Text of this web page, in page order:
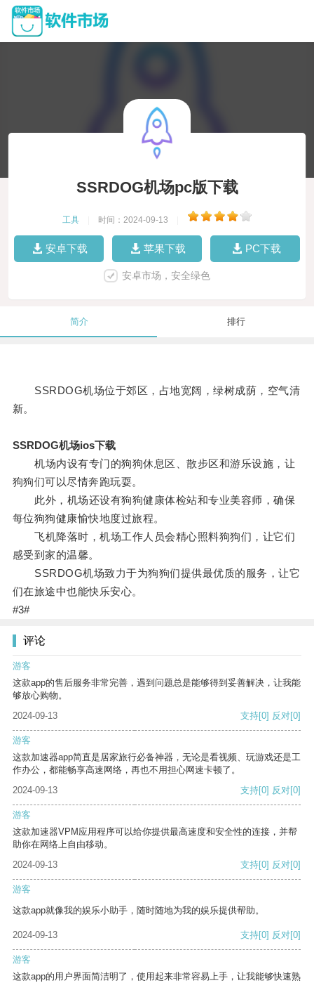
SSRDOG机场pc版下载
工具 时间：2024-09-13
安卓下载 苹果下载 PC下载
安卓市场，安全绿色
简介 排行
SSRDOG机场位于郊区，占地宽阔，绿树成荫，空气清
新。
SSRDOG机场ios下载
机场内设有专门的狗狗休息区、散步区和游乐设施，让
狗狗们可以尽情奔跑玩耍。
此外，机场还设有狗狗健康体检站和专业美容师，确保
每位狗狗健康愉快地度过旅程。
飞机降落时，机场工作人员会精心照料狗狗们，让它们
感受到家的温馨。
SSRDOG机场致力于为狗狗们提供最优质的服务，让它
们在旅途中也能快乐安心。
#3#
评论
游客
这款app的售后服务非常完善，遇到问题总是能够得到妥善解决，让我能
够放心购物。
2024-09-13
支持[0] 反对[0]
游客
这款加速器app简直是居家旅行必备神器，无论是看视频、玩游戏还是工
作办公，都能畅享高速网络，再也不用担心网速卡顿了。
2024-09-13
支持[0] 反对[0]
游客
这款加速器VPM应用程序可以给你提供最高速度和安全性的连接，并帮
助你在网络上自由移动。
2024-09-13
支持[0] 反对[0]
游客
这款app就像我的娱乐小助手，随时随地为我的娱乐提供帮助。
2024-09-13 支持[0] 反对[0]
游客
这款app的用户界面简洁明了，使用起来非常容易上手，让我能够快速熟